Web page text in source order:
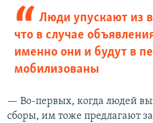
Люди упускают из
что в случае
именно они и будут в
мобилизованы
— Во-первых, когда людей
сборы, им тоже предлагают